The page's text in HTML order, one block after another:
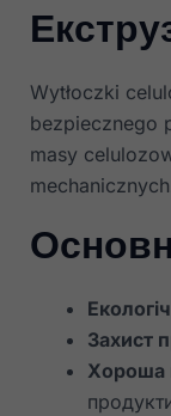
Wytłoczki
bezpiecznego
masy
Захист
Хороша